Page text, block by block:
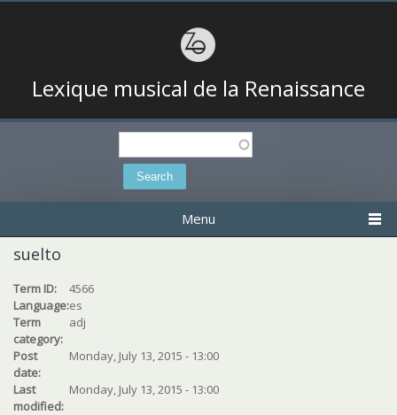
Lexique musical de la Renaissance
Search
Menu
suelto
Term ID:
4566
Language:es
Term
category:
adj
Post
date:
Monday, July 13, 2015 - 13:00
Last
modified:
Monday, July 13, 2015 - 13:00